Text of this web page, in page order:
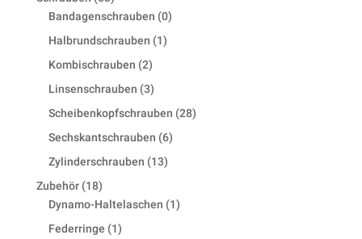
products
Bandagenschrauben 00
Halbrundschrauben 11
Kombischrauben 22
products
Linsenschrauben 33
products
Scheibenkopfschrauben 2828
Sechskantschrauben 66
Zylinderschrauben 1313
Zubehör 1818
products
Dynamo-Haltelaschen 11
Federringe 11